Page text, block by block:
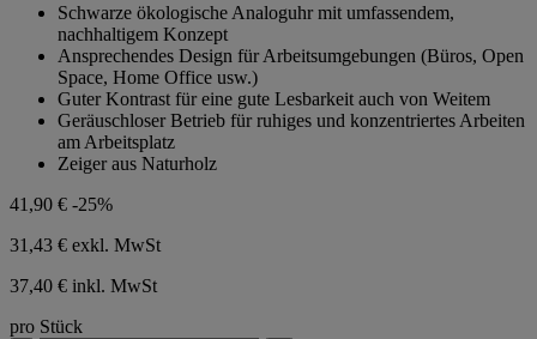
Sternen.
Schwarze ökologische Analoguhr mit umfassendem,
nachhaltigem Konzept
Ansprechendes Design für Arbeitsumgebungen (Büros, Open
Space, Home Office usw.)
Guter Kontrast für eine gute Lesbarkeit auch von Weitem
Geräuschloser Betrieb für ruhiges und konzentriertes Arbeiten
am Arbeitsplatz
Zeiger aus Naturholz
41,90 € -25%
31,43 € exkl. MwSt
37,40 € inkl. MwSt
pro Stück